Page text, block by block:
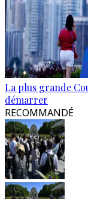
La plus grande
démarrer
RECOMMANDÉ